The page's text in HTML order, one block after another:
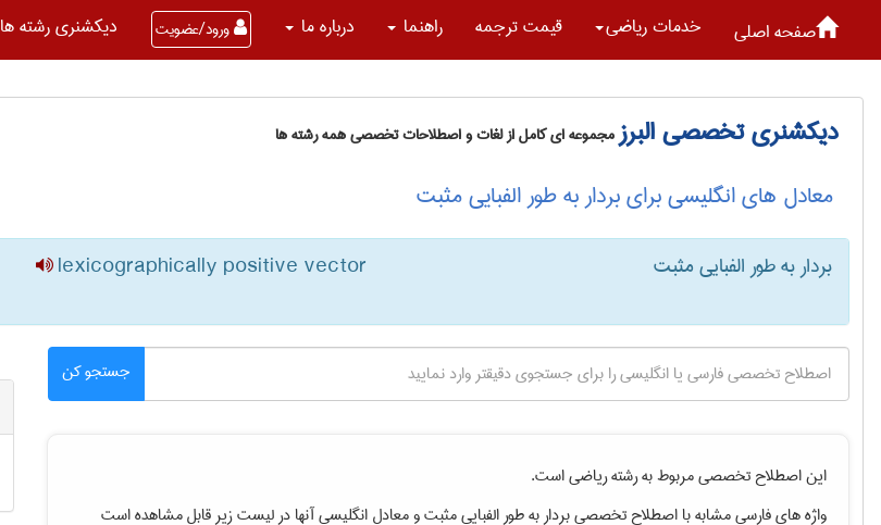
صفحه اصلی خدمات رياضی قیمت ترجمه راهنما درباره ما ورود/عضویت دیکشنری رشته ها
دیکشنری تخصصی البرزمجموعه ای کامل از لغات و اصطلاحات تخصصی همه رشته ها
معادل های انگلیسی برای بردار به طور الفبایی مثبت
بردار به طور الفبایی مثبت lexicographically positive vector
جستجو کن
این اصطلاح تخصصی مربوط به رشتهرياضیاست.
واژه های فارسی مشابه با اصطلاح تخصصیبردار به طور الفبایی مثبتو معادل انگلیسی آنها در لیست زیر قابل مشاهده است